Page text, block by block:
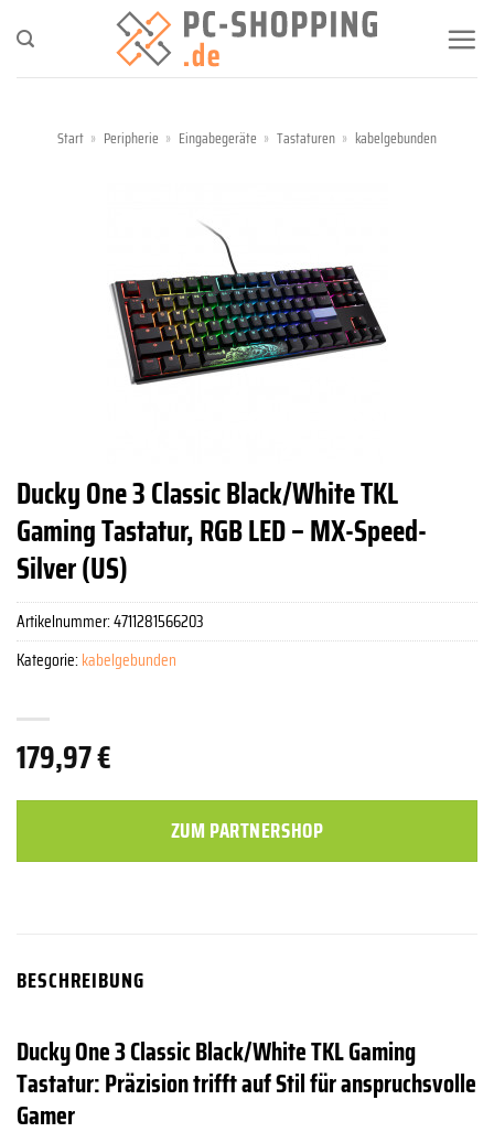
Inhalt
springen
Start » Peripherie » Eingabegeräte » Tastaturen » kabelgebunden
Ducky One 3 Classic Black/White TKL
Gaming Tastatur, RGB LED – MX-Speed-
Silver (US)
179,97€
ZUM PARTNERSHOP
Artikelnummer:4711281566203
Kategorie:kabelgebunden
BESCHREIBUNG
Ducky One 3 Classic Black/White TKL Gaming
Tastatur: Präzision trifft auf Stil für anspruchsvolle
Gamer